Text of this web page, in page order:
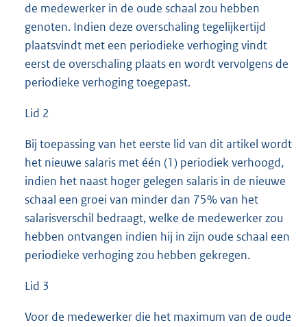
de medewerker in de oude schaal zou hebben
genoten. Indien deze overschaling tegelijkertijd
plaatsvindt met een periodieke verhoging vindt
eerst de overschaling plaats en wordt vervolgens de
periodieke verhoging toegepast.
Lid 2
Bij toepassing van het eerste lid van dit artikel wordt
het nieuwe salaris met één (1) periodiek verhoogd,
indien het naast hoger gelegen salaris in de nieuwe
schaal een groei van minder dan 75% van het
salarisverschil bedraagt, welke de medewerker zou
hebben ontvangen indien hij in zijn oude schaal een
periodieke verhoging zou hebben gekregen.
Lid 3
Voor de medewerker die het maximum van de oude